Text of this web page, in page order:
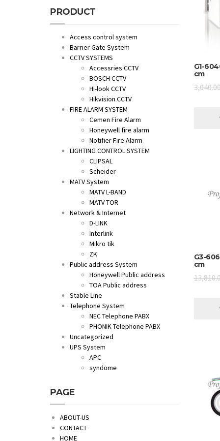
G1-
cm
G3-
cm
PRODUCT
Access control system
Barrier Gate System
CCTV SYSTEMS
Accessries CCTV
BOSCH CCTV
Hi-look CCTV
Hikvision CCTV
FIRE ALARM SYSTEM
Cemen Fire Alarm
Honeywell fire alarm
Notifier Fire Alarm
LIGHTING CONTROL SYSTEM
CLIPSAL
Scheider
MATV System
MATV L-BAND
MATV TOR
Network & Internet
D-LINK
Interlink
Mikro tik
ZK
Public address System
Honeywell Public address
TOA Public address
Stable Line
Telephone System
NEC Telephone PABX
PHONIK Telephone PABX
Uncategorized
UPS System
APC
syndome
PAGE
ABOUT-US
CONTACT
HOME